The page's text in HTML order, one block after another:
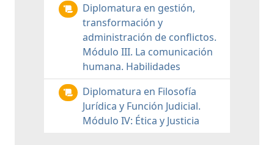
Diplomatura en gestión,
transformación y
administración de conflictos.
Módulo III. La comunicación
humana. Habilidades
Diplomatura en Filosofía
Jurídica y Función Judicial.
Módulo IV: Ética y Justicia